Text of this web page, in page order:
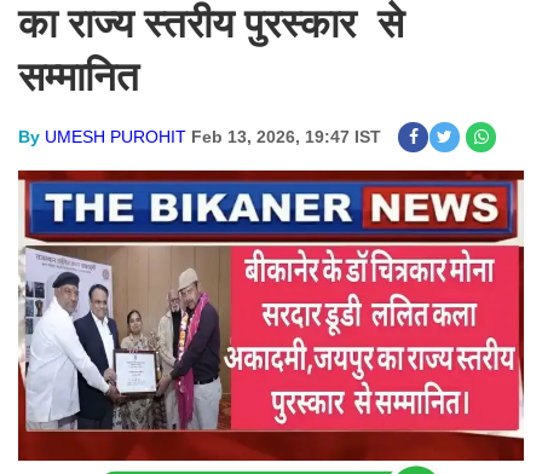
का राज्य स्तरीय पुरस्कार से
सम्मानित
By UMESH PUROHIT Feb 13, 2026, 19:47 IST